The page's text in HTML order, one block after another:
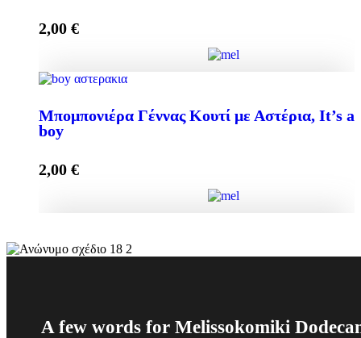
2,00 €
Μπομπονιέρα Γέννας Κουτί με Καρδιές, Καλώς ήρθες
quantity
Μπομπονιέρα Γέννας Κουτί με Αστέρια, It’s a
boy
2,00 €
Μπομπονιέρα Γέννας Κουτί με Αστέρια, It's a boy
A few words for Melissokomiki